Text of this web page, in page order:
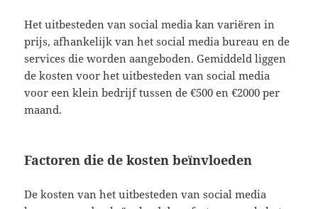
Het uitbesteden van social media kan variëren in
prijs, afhankelijk van het social media bureau en de
services die worden aangeboden. Gemiddeld liggen
de kosten voor het uitbesteden van social media
voor een klein bedrijf tussen de €500 en €2000 per
maand.
Factoren die de kosten beïnvloeden
De kosten van het uitbesteden van social media